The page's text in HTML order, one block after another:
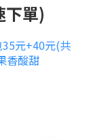
下單)